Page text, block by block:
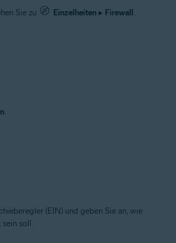
Sie zu Einzelheiten ▸ Firewall.
.
(EIN) und geben Sie an, wie
soll.